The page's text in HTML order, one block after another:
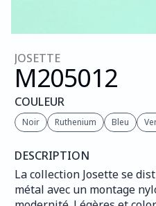
JOSETTE
M205012
COULEUR
Noir Ruthenium Bleu
DESCRIPTION
La collection Josette se
métal avec un montage